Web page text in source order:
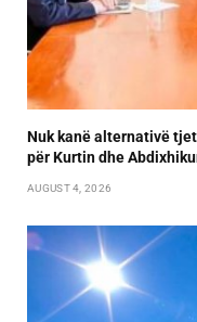
Nuk kanë alternativë
për Kurtin dhe
AUGUST 4, 2026